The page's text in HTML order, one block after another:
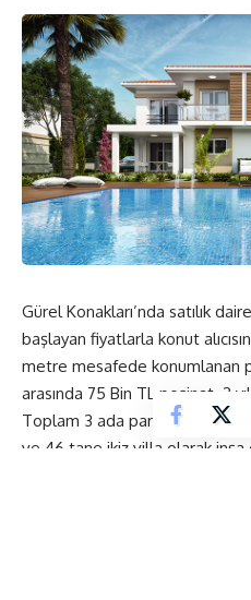
Gürel Konakları’nda satılık
başlayan fiyatlarla konut
metre mesafede konumlanan
arasında 75 Bin TL peşinat 2
Toplam 3 ada parselden
ve 46 tane ikiz villa olarak